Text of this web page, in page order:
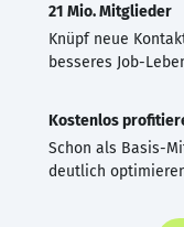
21 Mio. Mitglieder
Knüpf neue
besseres Job-
Kostenlos
Schon als Basis-
deutlich